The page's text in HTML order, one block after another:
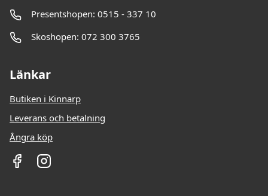
Presentshopen: 0515 - 337 10
Skoshopen: 072 300 3765
Länkar
Butiken i Kinnarp
Leverans och betalning
Ångra köp